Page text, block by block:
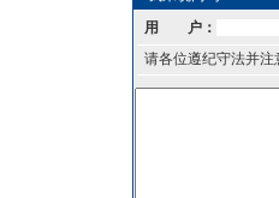
用 户：
请各位遵纪守法并注